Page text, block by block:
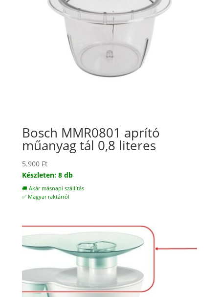
Bosch MMR0801 aprító
műanyag tál 0,8 literes
5.900 Ft
Készleten: 8 db
🚚 Akár másnapi szállítás
✅ Magyar raktárról